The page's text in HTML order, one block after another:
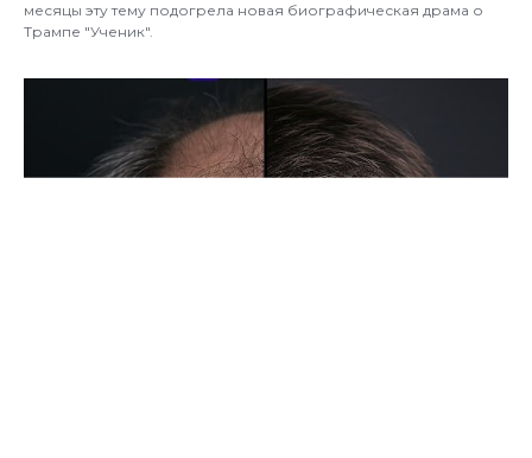
месяцы эту тему подогрела новая биографическая драма о
Трампе "Ученик".